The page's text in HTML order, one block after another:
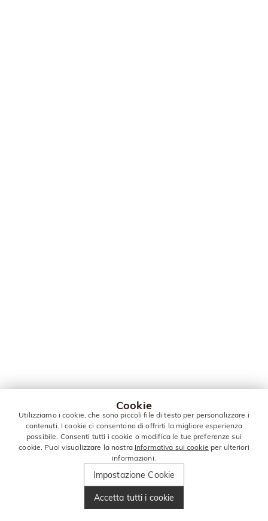
Cookie
Utilizziamo i cookie, che sono piccoli file di testo per personalizzare i
contenuti. I cookie ci consentono di offrirti la migliore esperienza
possibile. Consenti tutti i cookie o modifica le tue preferenze sui
cookie. Puoi visualizzare la nostra Informativa sui cookie per ulteriori
informazioni.
Impostazione Cookie
Accetta tutti i cookie